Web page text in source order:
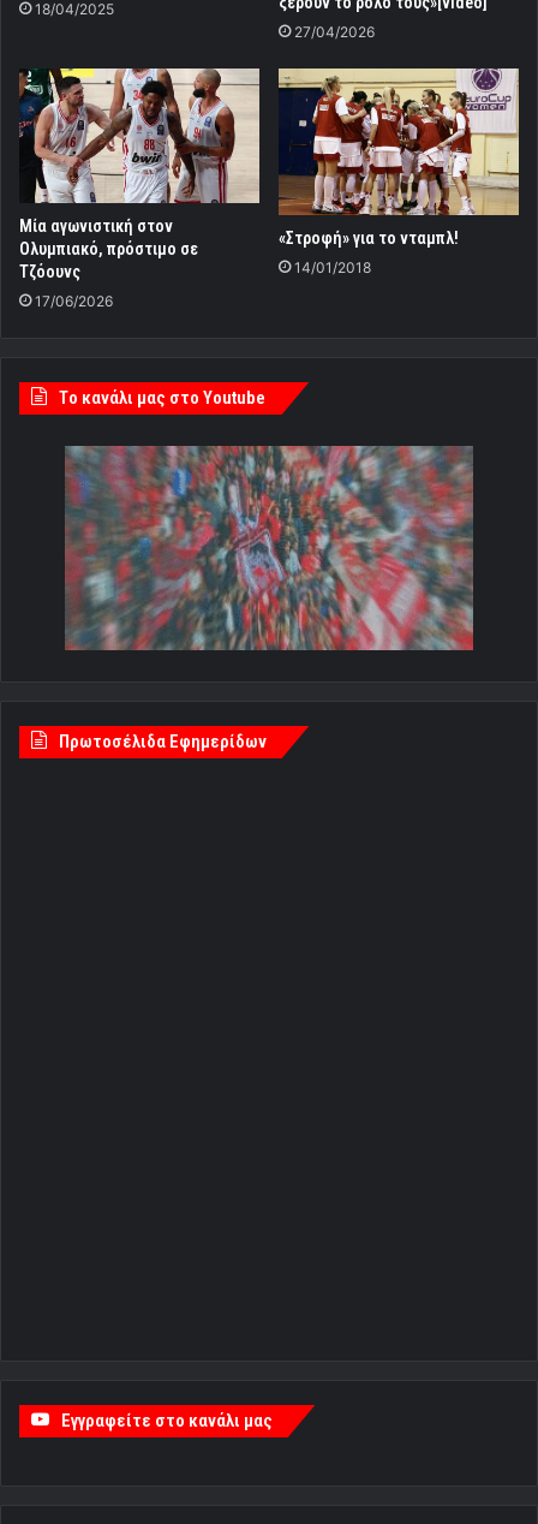
18/04/2025
27/04/2026
Μία αγωνιστική στον
Ολυμπιακό, πρόστιμο σε
Τζόουνς
17/06/2026
«Στροφή» για το νταμπλ!
14/01/2018
Tο κανάλι μας στο Youtube
Πρωτοσέλιδα Εφημερίδων
Εγγραφείτε στο κανάλι μας